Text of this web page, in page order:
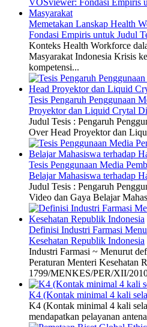
Memetakan Lanskap Health
Fondasi Empiris untuk Judul
Konteks Health Workforce
Masyarakat Indonesia Krisis
kompetensi...
Tesis Pengaruh Penggunaan
Proyektor dan Liquid Crytal
Judul Tesis : Pengaruh
Over Head Proyektor dan
Tesis Penggunaan Media
Belajar Mahasiswa terhadap
Judul Tesis : Pengaruh
Video dan Gaya Belajar
Definisi Industri Farmasi
Kesehatan Republik Indonesia
Industri Farmasi ~ Menurut
Peraturan Menteri Kesehatan
1799/MENKES/PER/XII/
K4 (Kontak minimal 4 kali
K4 (Kontak minimal 4 kali
mendapatkan pelayanan